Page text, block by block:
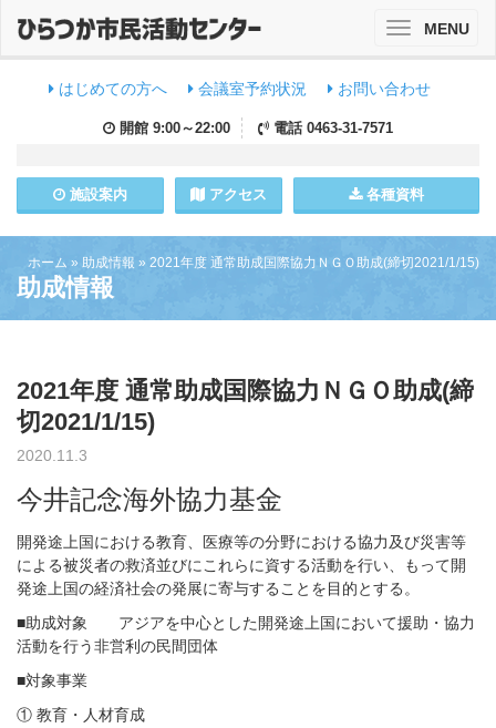
はじめての方へ 会議室予約状況 お問い合わせ
開館 9:00～22:00 電話 0463-31-7571
施設案内 アクセス 各種資料
ToggleMENU
ホーム » 助成情報 » 2021年度 通常助成国際協力ＮＧＯ助成(締切2021/1/15)
助成情報
2021年度 通常助成国際協力ＮＧＯ助成(締
切2021/1/15)
2020.11.3
今井記念海外協力基金
開発途上国における教育、医療等の分野における協力及び災害等
による被災者の救済並びにこれらに資する活動を行い、もって開
発途上国の経済社会の発展に寄与することを目的とする。
■助成対象 アジアを中心とした開発途上国において援助・協力
活動を行う非営利の民間団体
■対象事業
① 教育・人材育成